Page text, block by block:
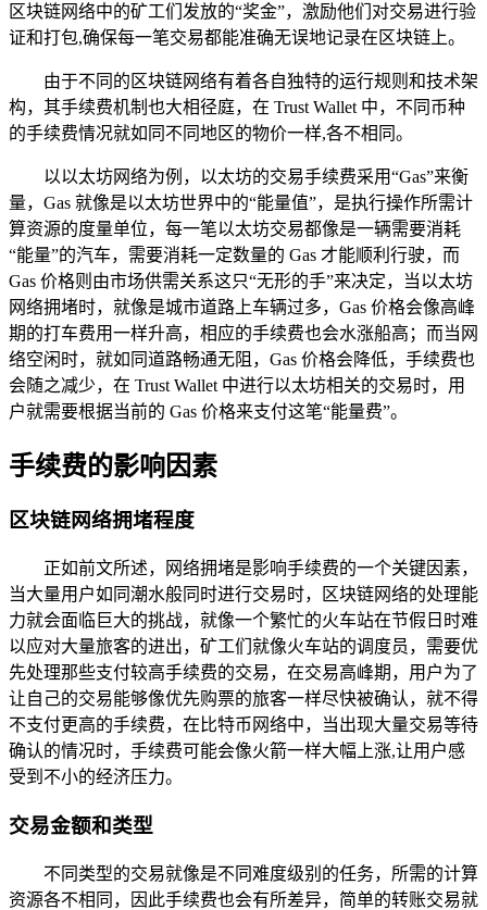
区块链网络中的矿工们发放的“奖金”，激励他们对交易进行验
证和打包,确保每一笔交易都能准确无误地记录在区块链上。
由于不同的区块链网络有着各自独特的运行规则和技术架
构，其手续费机制也大相径庭，在 Trust Wallet 中，不同币种
的手续费情况就如同不同地区的物价一样,各不相同。
以以太坊网络为例，以太坊的交易手续费采用“Gas”来衡
量，Gas 就像是以太坊世界中的“能量值”，是执行操作所需计
算资源的度量单位，每一笔以太坊交易都像是一辆需要消耗
“能量”的汽车，需要消耗一定数量的 Gas 才能顺利行驶，而
Gas 价格则由市场供需关系这只“无形的手”来决定，当以太坊
网络拥堵时，就像是城市道路上车辆过多，Gas 价格会像高峰
期的打车费用一样升高，相应的手续费也会水涨船高；而当网
络空闲时，就如同道路畅通无阻，Gas 价格会降低，手续费也
会随之减少，在 Trust Wallet 中进行以太坊相关的交易时，用
户就需要根据当前的 Gas 价格来支付这笔“能量费”。
手续费的影响因素
区块链网络拥堵程度
正如前文所述，网络拥堵是影响手续费的一个关键因素，
当大量用户如同潮水般同时进行交易时，区块链网络的处理能
力就会面临巨大的挑战，就像一个繁忙的火车站在节假日时难
以应对大量旅客的进出，矿工们就像火车站的调度员，需要优
先处理那些支付较高手续费的交易，在交易高峰期，用户为了
让自己的交易能够像优先购票的旅客一样尽快被确认，就不得
不支付更高的手续费，在比特币网络中，当出现大量交易等待
确认的情况时，手续费可能会像火箭一样大幅上涨,让用户感
受到不小的经济压力。
交易金额和类型
不同类型的交易就像是不同难度级别的任务，所需的计算
资源各不相同，因此手续费也会有所差异，简单的转账交易就